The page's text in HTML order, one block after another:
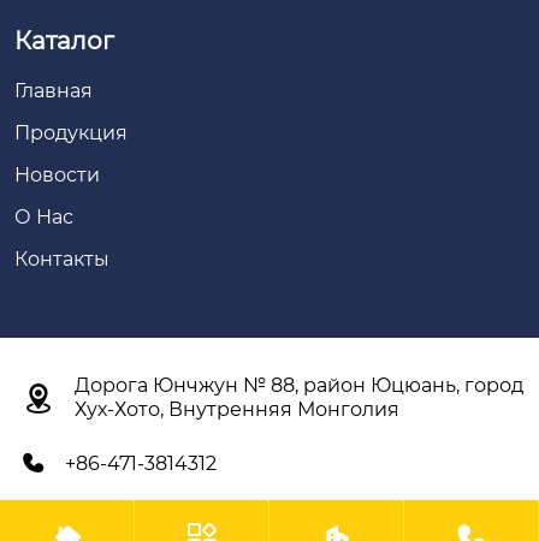
Каталог
Главная
Продукция
Новости
О Нас
Контакты

Дорога Юнчжун № 88, район Юцюань, город
Хух-Хото, Внутренняя Монголия
 +86-471-3814312